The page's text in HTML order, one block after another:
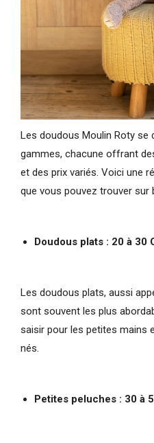
Les doudous Moulin Roty se
gammes, chacune offrant
et des prix variés. Voici une
que vous pouvez trouver sur
Doudous plats : 20 à 30
Les doudous plats, aussi
sont souvent les plus
saisir pour les petites mains
nés.
Petites peluches : 30 à